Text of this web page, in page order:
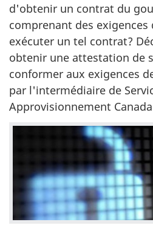
d'obtenir un contrat du
comprenant des exigences
exécuter un tel contrat?
obtenir une attestation de
conformer aux exigences
par l'intermédiaire de
Approvisionnement